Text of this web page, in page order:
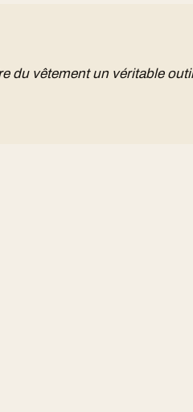
du vêtement un véritable